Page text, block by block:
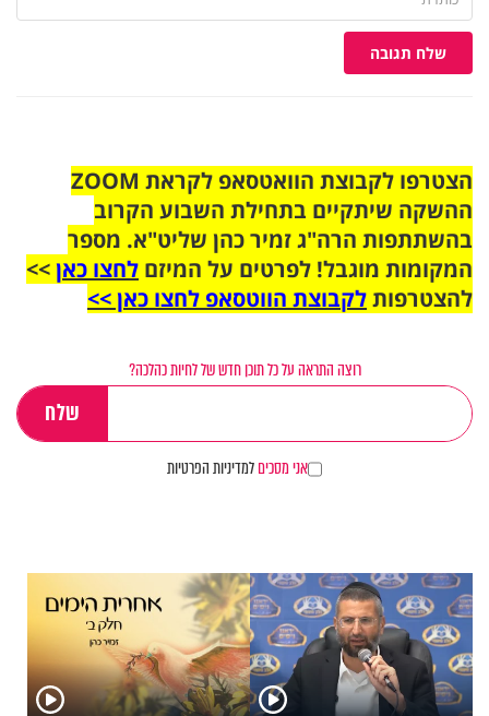
שלח תגובה
הצטרפו לקבוצת הוואטסאפ לקראת ZOOM
ההשקה שיתקיים בתחילת השבוע הקרוב
בהשתתפות הרה"ג זמיר כהן שליט"א. מספר
המקומות מוגבל! לפרטים על המיזם לחצו כאן>>
להצטרפותלקבוצת הווטסאפ לחצו כאן >>
רוצה התראה על כל תוכן חדש של לחיות כהלכה?
אני מסכיםלמדיניות הפרטיות